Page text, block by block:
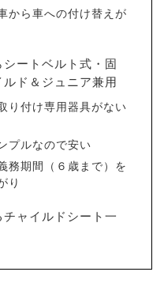
から車への付け替えが
ートベルト式・固
ド＆ジュニア兼用
り付け専用器具がない
プルなので安い
務期間（６歳まで）を
り
ャイルドシート一